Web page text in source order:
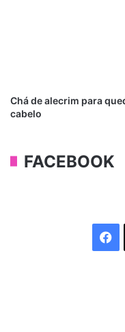
Chá de alecrim para
cabelo
FACEBOOK